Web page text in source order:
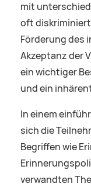
mit
oft
Förderung des
Akzeptanz der
ein wichtiger
und ein
In einem
sich die
Begriffen wie
verwandten